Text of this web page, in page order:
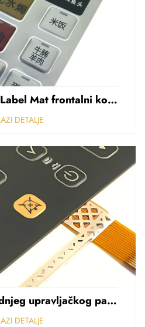
Glossy membrane Label Mat frontalni kontrolni panel Sticker Refuziran polikarbonat Grafički preklapanje
DETALJE
Matni nalepka prednjeg upravljačkog panela Perforirani nalepka od polikarbonata od PVC-a debljine 0,25 mm
DETALJE